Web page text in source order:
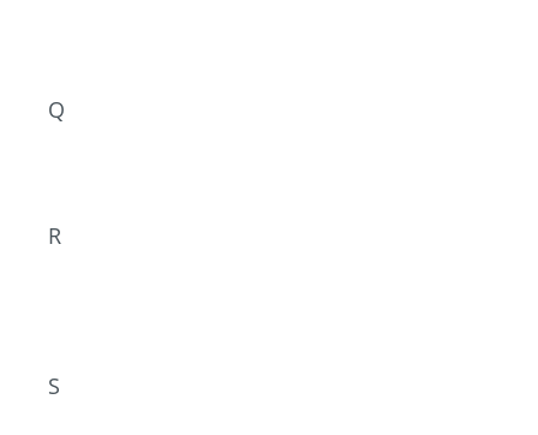
Q
R
S